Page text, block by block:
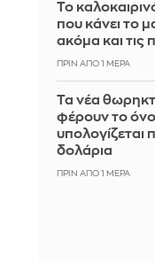
Το
που κάνει το
ακόμα και τις
ΠΡΙΝ ΑΠΌ 1 ΜΈΡΑ
Τα νέα
φέρουν το
υπολογίζεται
δολάρια
ΠΡΙΝ ΑΠΌ 1 ΜΈΡΑ